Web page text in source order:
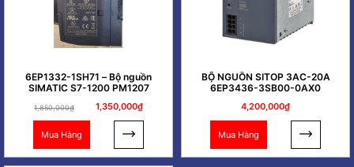
6EP1332-1SH71 – Bộ nguồn
SIMATIC S7-1200 PM1207
1,850,000₫ 1,350,000₫
Mua Hàng
BỘ NGUỒN SITOP 3AC-20A
6EP3436-3SB00-0AX0
4,200,000₫
Mua Hàng